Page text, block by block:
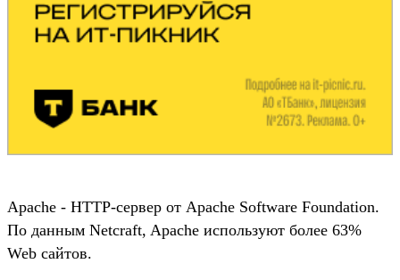
Apache - HTTP-сервер от Apache Software Foundation.
По данным Netcraft, Apache используют более 63%
Web сайтов.